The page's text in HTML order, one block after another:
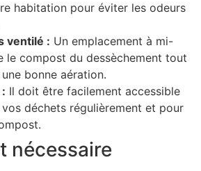
habitation pour éviter les odeurs
ventilé : Un emplacement à mi-
le compost du dessèchement tout
bonne aération.
Il doit être facilement accessible
déchets régulièrement et pour
nécessaire